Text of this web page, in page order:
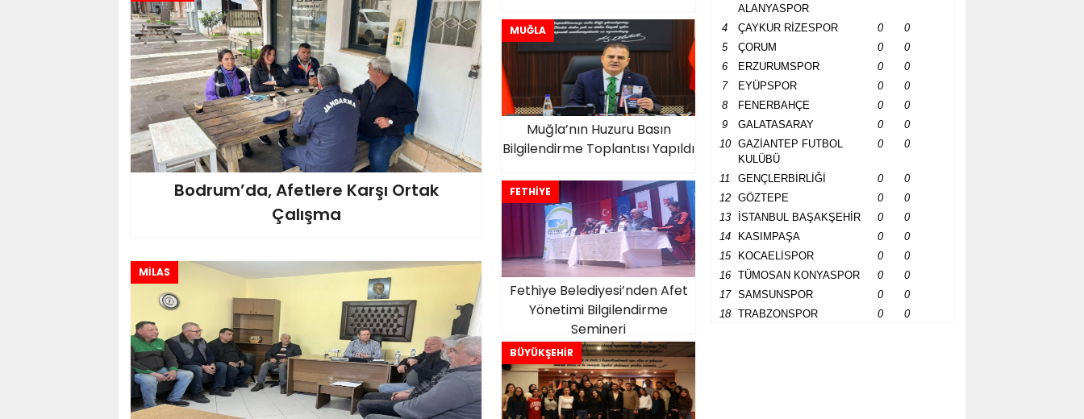
Bodrum’da, Afetlere Karşı Ortak
Çalışma
MUĞLA
Muğla’nın Huzuru Basın
Bilgilendirme Toplantısı Yapıldı
FETHİYE
Fethiye Belediyesi’nden Afet
Yönetimi Bilgilendirme
Semineri
MİLAS
BÜYÜKŞEHİR
ALANYASPOR
4 ÇAYKUR RİZESPOR 0
0
5
ÇORUM 0
0
6
ERZURUMSPOR 0
0
7
EYÜPSPOR 0
0
8
FENERBAHÇE 0
0
9
GALATASARAY 0
0
10
GAZİANTEP FUTBOL
KULÜBÜ
0 0
11 GENÇLERBİRLİĞİ 0
0
12
GÖZTEPE 0
0
13
İSTANBUL BAŞAKŞEHİR 0
0
14
KASIMPAŞA 0
0
15
KOCAELİSPOR 0
0
16
TÜMOSAN KONYASPOR 0
0
17
SAMSUNSPOR 0
0
18
TRABZONSPOR 0 0